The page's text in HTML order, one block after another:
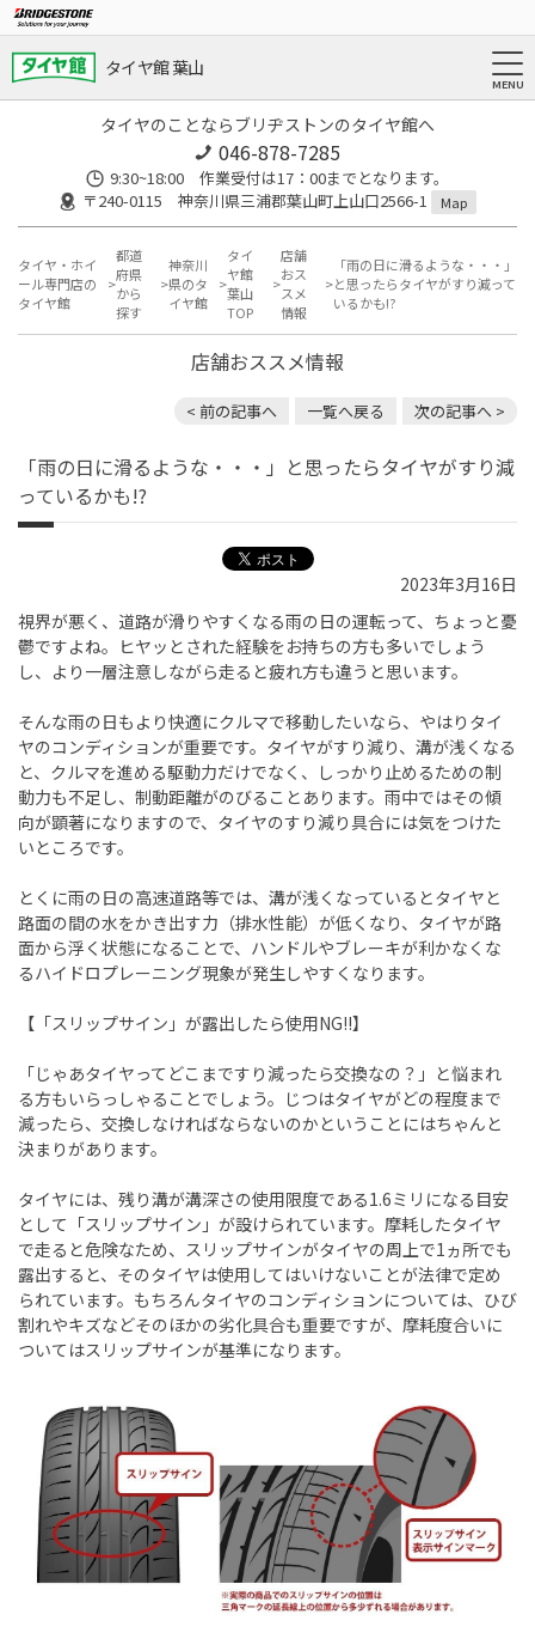
タイヤ館 葉山
タイヤのことならブリヂストンのタイヤ館へ
046-878-7285
9:30~18:00 作業受付は17：00までとなります。
〒240-0115 神奈川県三浦郡葉山町上山口2566-1
Map
タイヤ・ホイ
ール専門店の
タイヤ館
都道
府県
から
探す
神奈川
県のタ
イヤ館
タイ
ヤ館
葉山
TOP
店舗
おス
スメ
情報
「雨の日に滑るような・・・」
と思ったらタイヤがすり減って
いるかも!?
店舗おススメ情報
< 前の記事へ 一覧へ戻る 次の記事へ >
「雨の日に滑るような・・・」と思ったらタイヤがすり減
っているかも!?
2023年3月16日
視界が悪く、道路が滑りやすくなる雨の日の運転って、ちょっと憂
鬱ですよね。ヒヤッとされた経験をお持ちの方も多いでしょう
し、より一層注意しながら走ると疲れ方も違うと思います。
そんな雨の日もより快適にクルマで移動したいなら、やはりタイ
ヤのコンディションが重要です。タイヤがすり減り、溝が浅くなる
と、クルマを進める駆動力だけでなく、しっかり止めるための制
動力も不足し、制動距離がのびることあります。雨中ではその傾
向が顕著になりますので、タイヤのすり減り具合には気をつけた
いところです。
とくに雨の日の高速道路等では、溝が浅くなっているとタイヤと
路面の間の水をかき出す力（排水性能）が低くなり、タイヤが路
面から浮く状態になることで、ハンドルやブレーキが利かなくな
るハイドロプレーニング現象が発生しやすくなります。
【「スリップサイン」が露出したら使用NG!!】
「じゃあタイヤってどこまですり減ったら交換なの？」と悩まれ
る方もいらっしゃることでしょう。じつはタイヤがどの程度まで
減ったら、交換しなければならないのかということにはちゃんと
決まりがあります。
タイヤには、残り溝が溝深さの使用限度である1.6ミリになる目安
として「スリップサイン」が設けられています。摩耗したタイヤ
で走ると危険なため、スリップサインがタイヤの周上で1ヵ所でも
露出すると、そのタイヤは使用してはいけないことが法律で定め
られています。もちろんタイヤのコンディションについては、ひび
割れやキズなどそのほかの劣化具合も重要ですが、摩耗度合いに
ついてはスリップサインが基準になります。